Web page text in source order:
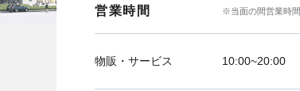
営業時間 ※当面の間営業時
物販・サービス 10:00~20:00